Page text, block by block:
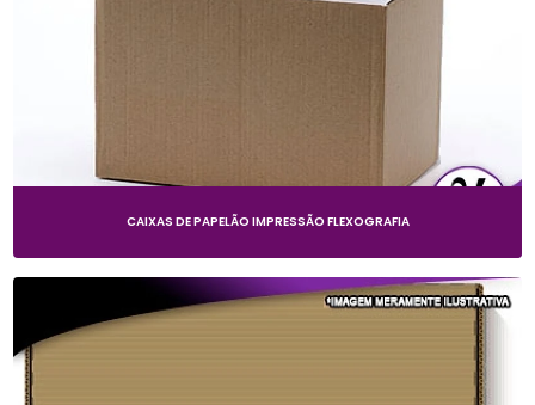
CAIXAS DE PAPELÃO IMPRESSÃO FLEXOGRAFIA